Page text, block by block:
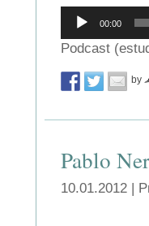
Reprodutor
áudio
00:00
Podcast
by
Pablo
10.01.2012 |